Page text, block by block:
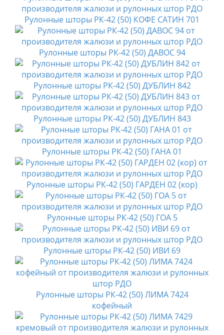
Рулонные шторы РК-42 (50) КОФЕ САТИН 701
Рулонные шторы РК-42 (50) ДАВОС 94
Рулонные шторы РК-42 (50) ДУБЛИН 842
Рулонные шторы РК-42 (50) ДУБЛИН 843
Рулонные шторы РК-42 (50) ГАНА 01
Рулонные шторы РК-42 (50) ГАРДЕН 02 (кор)
Рулонные шторы РК-42 (50) ГОА 5
Рулонные шторы РК-42 (50) ИВИ 69
Рулонные шторы РК-42 (50) ЛИМА 7424
кофейный